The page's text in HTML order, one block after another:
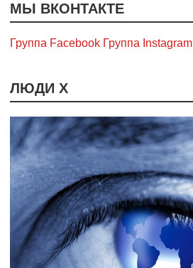
МЫ ВКОНТАКТЕ
Группа Facebook Группа Instagram
ЛЮДИ Х